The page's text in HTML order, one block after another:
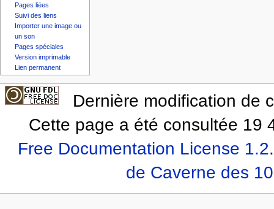
Pages liées
Suivi des liens
Importer une image ou
un son
Pages spéciales
Version imprimable
Lien permanent
Dernière modification de
Cette page a été consultée 19
Free Documentation License 1.2.
de Caverne des